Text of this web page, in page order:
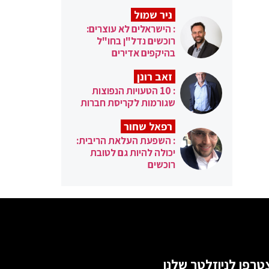
ניר שמול
: הישראלים לא עוצרים:
רוכשים נדל"ן בחו"ל
בהיקפים אדירים
זאב רונן
: 10 הטעויות הנפוצות
שגורמות לקריסת חברות
רפאל שחור
: השפעת העלאת הריבית:
יכולה להיות גם לטובת
רוכשים
לניוזלטר שלנו